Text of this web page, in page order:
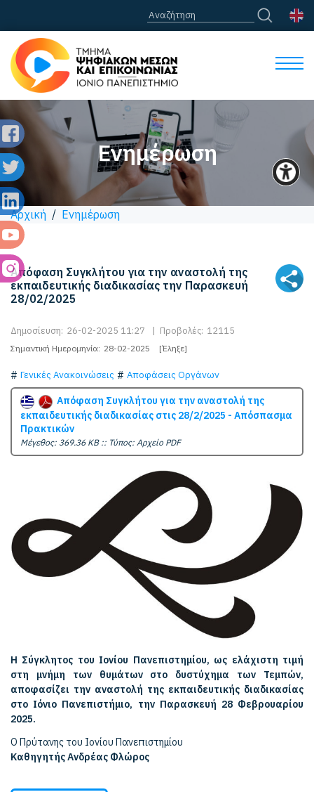
Ενημέρωση
Αρχική / Ενημέρωση
Απόφαση Συγκλήτου για την αναστολή της
εκπαιδευτικής διαδικασίας την Παρασκευή
28/02/2025
Δημοσίευση: 26-02-2025 11:27 | Προβολές: 12115
Σημαντική Ημερομηνία: 28-02-2025 [Έληξε]
Γενικές Ανακοινώσεις Αποφάσεις Οργάνων
Απόφαση Συγκλήτου για την αναστολή της
εκπαιδευτικής διαδικασίας στις 28/2/2025 - Απόσπασμα
Πρακτικών
Mέγεθος: 369.36 KB :: Τύπος: Αρχείο PDF
Η Σύγκλητος του Ιονίου Πανεπιστημίου, ως ελάχιστη τιμή
στη μνήμη των θυμάτων στο δυστύχημα των Τεμπών,
αποφασίζει την αναστολή της εκπαιδευτικής διαδικασίας
στο Ιόνιο Πανεπιστήμιο, την Παρασκευή 28 Φεβρουαρίου
2025.
Ο Πρύτανης του Ιονίου Πανεπιστημίου
Καθηγητής Ανδρέας Φλώρος